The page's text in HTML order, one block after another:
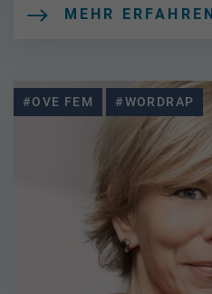
MEHR ERFAHREN
#OVE FEM #WORDRAP